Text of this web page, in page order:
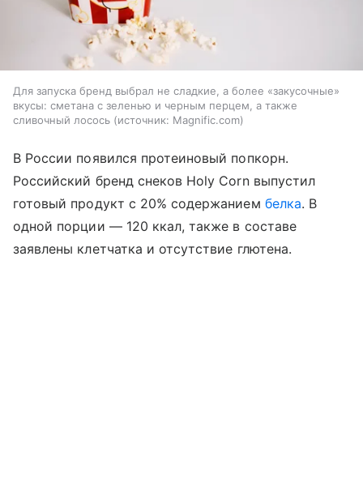
Для запуска бренд выбрал не сладкие, а более «закусочные»
вкусы: сметана с зеленью и черным перцем, а также
сливочный лосось
источник: Magnific.com
В России появился протеиновый попкорн.
Российский бренд снеков Holy Corn выпустил
готовый продукт с 20% содержанием белка. В
одной порции — 120 ккал, также в составе
заявлены клетчатка и отсутствие глютена.